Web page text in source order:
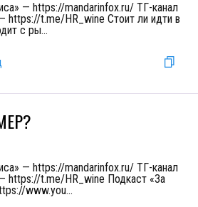
— https://mandarinfox.ru/ ТГ-канал
https://t.me/HR_wine Стоит ли идти в
с ры...
— https://mandarinfox.ru/ ТГ-канал
https://t.me/HR_wine Подкаст «За
www.you...